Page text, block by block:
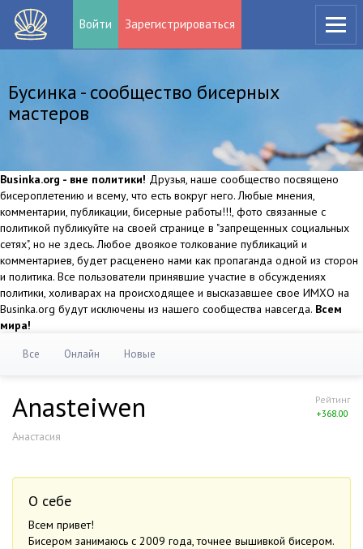
Войти Зарегистрироваться
Бусинка - сообщество бисерных
мастеров
Businka.org - вне политики! Друзья, наше сообщество посвящено
бисероплетению и всему, что есть вокруг него. Любые мнения,
комментарии, публикации, бисерные работы!!!, фото связанные с
политикой публикуйте на своей странице в "запрещенных социальных
сетях", но не здесь. Любое двоякое толкование публикаций и
комментариев, будет расценено нами как пропаганда одной из сторон
и политика. Все пользователи принявшие участие в обсуждениях
политики, холиварах на происходящее и высказавшее свое ИМХО на
Businka.org будут исключены из нашего сообщества навсегда. Всем
мира!
Все Онлайн Новые
Рейтинг
+368.00
Anasteiwen
Анастасия
О себе
Всем привет!
Бисером занимаюсь с 2009 года, точнее вышивкой бисером.